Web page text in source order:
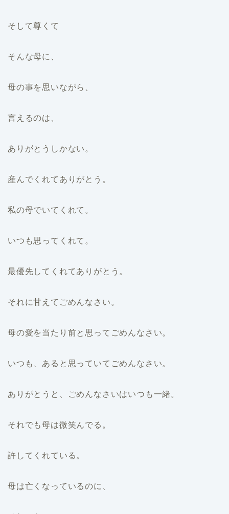
そして尊くて
そんな母に、
母の事を思いながら、
言えるのは、
ありがとうしかない。
産んでくれてありがとう。
私の母でいてくれて。
いつも思ってくれて。
最優先してくれてありがとう。
それに甘えてごめんなさい。
母の愛を当たり前と思ってごめんなさい。
いつも、あると思っていてごめんなさい。
ありがとうと、ごめんなさいはいつも一緒。
それでも母は微笑んでる。
許してくれている。
母は亡くなっているのに、